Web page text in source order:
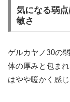
気になる弱
敏さ
ゲルカヤノ30の
体の厚みと包ま
はやや暖かく感